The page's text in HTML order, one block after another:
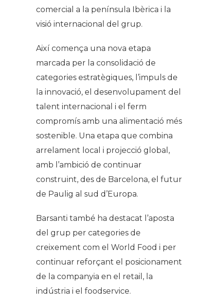
comercial a la península Ibèrica i la
visió internacional del grup.
Així comença una nova etapa
marcada per la consolidació de
categories estratègiques, l’impuls de
la innovació, el desenvolupament del
talent internacional i el ferm
compromís amb una alimentació més
sostenible. Una etapa que combina
arrelament local i projecció global,
amb l’ambició de continuar
construint, des de Barcelona, el futur
de Paulig al sud d’Europa.
Barsanti també ha destacat l’aposta
del grup per categories de
creixement com el World Food i per
continuar reforçant el posicionament
de la companyia en el retail, la
indústria i el foodservice.